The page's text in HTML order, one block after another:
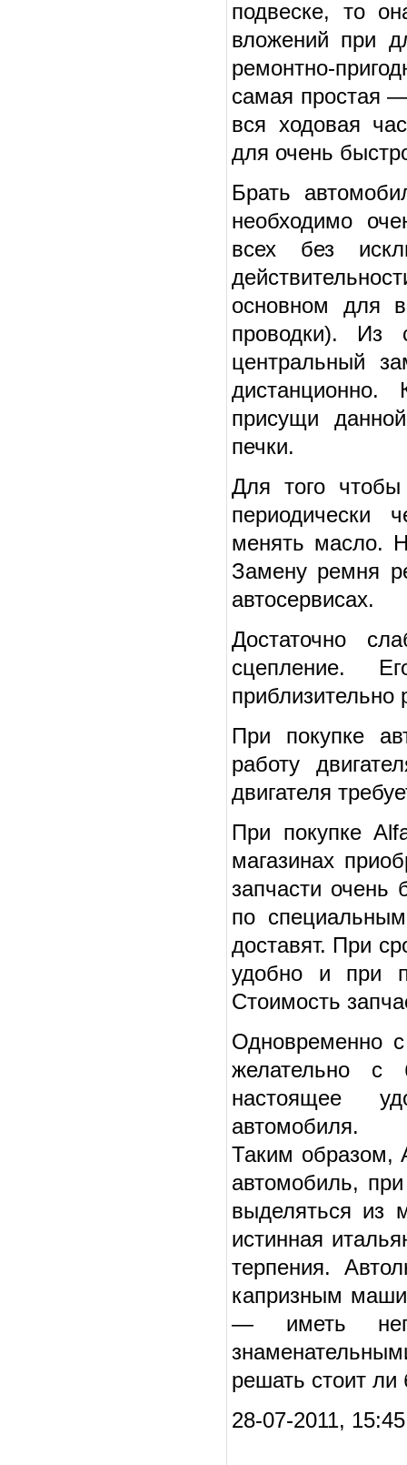
подвеске, то
вложений при
ремонтно-
самая простая
вся ходовая
для очень
Брать
необходимо
всех без
основном для
проводки). Из
центральный
присущи
печки.
Для того чтобы
периодически
менять масло.
Замену ремня
автосервисах.
Достаточно
сцепление.
приблизительно
При покупке
работу
двигателя
При покупке
магазинах
запчасти очень
по
доставят. При
удобно и при
Стоимость
Одновременно
желательно с
настоящее
автомобиля.
Таким образом,
автомобиль,
выделяться из
истинная
терпения.
капризным
— иметь
решать стоит
28-07-2011,